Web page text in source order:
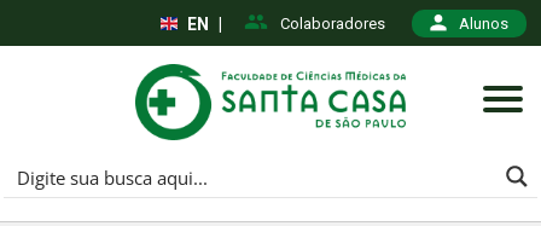
Colaboradores Alunos
EN